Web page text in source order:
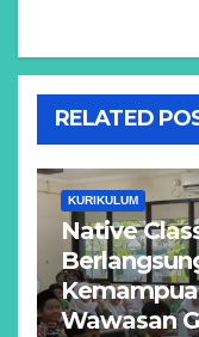
RELATED
KURIKULUM
Native
Wawasan